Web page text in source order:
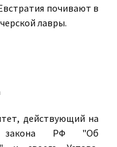
почивают в
лавры.
действующий на
закона РФ "Об